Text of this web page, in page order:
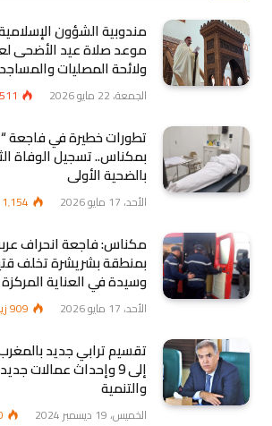
مندوبية الشؤون
ولائحة المصليات
الجمعة، 22 مايو 2026
تطورات خطيرة في فاجعة
بمكناس.. تسجيل الوفاة
بالضحية الأولى
الأحد، 17 مايو 2026 1٬154
مكناس: فاجعة انحراف
بمنطقة بشريشرة تخلف
وسيدة في العناية المركزة
الأحد، 17 مايو 2026 909
تقسيم ترابي جديد
إلى 9 وإحداث عمالات
والتنمية
الخميس، 19 ديسمبر 2024